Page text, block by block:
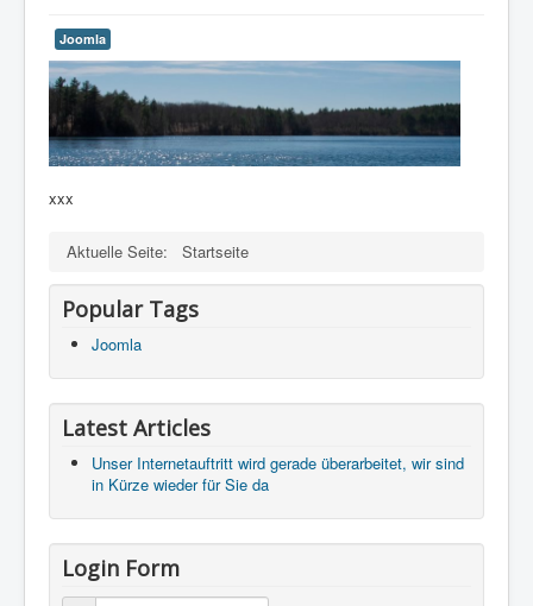
Joomla
xxx
Aktuelle Seite: Startseite
Popular Tags
Joomla
Latest Articles
Unser Internetauftritt wird gerade überarbeitet, wir sind
in Kürze wieder für Sie da
Login Form